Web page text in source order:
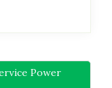
Power